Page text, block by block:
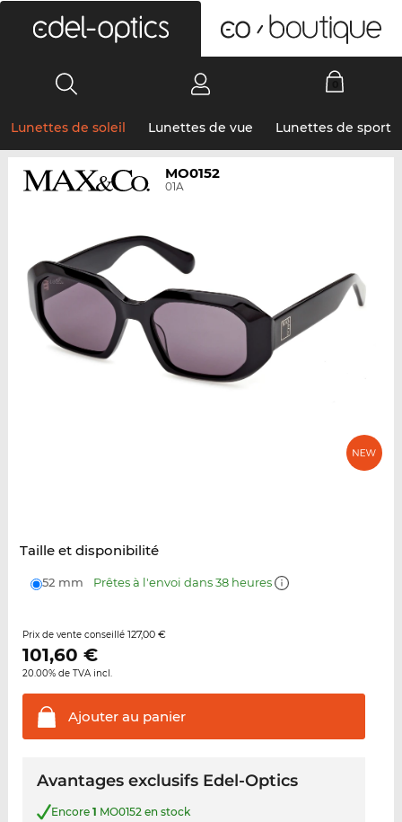
Lunettes de soleil Lunettes de vue Lunettes de sport
MO0152
01A
Taille et disponibilité
52 mm Prêtes à l'envoi dans 38 heures
Prix de vente conseillé 127,00 €
101,60 €
20.00% de TVA incl.
Ajouter au panier
Avantages exclusifs Edel-Optics
Encore 1 MO0152 en stock